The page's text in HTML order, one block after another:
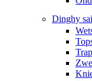
Dinghy